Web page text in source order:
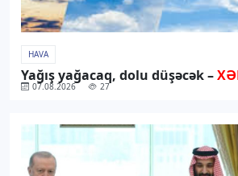
HAVA
Yağış yağacaq, dolu düşəcək –
07.08.2026 27